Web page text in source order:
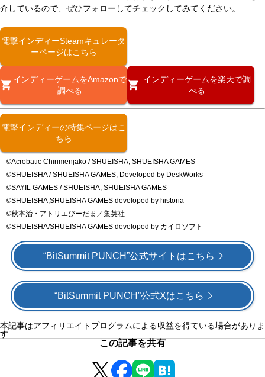
介しているので、ぜひフォローしてチェックしてみてください。
電撃インディーSteamキュレータ
ーページはこちら
インディーゲームをAmazonで
調べる
インディーゲームを楽天で調
べる
電撃インディーの特集ページはこ
ちら
©Acrobatic Chirimenjako / SHUEISHA, SHUEISHA GAMES
©SHUEISHA / SHUEISHA GAMES, Developed by DeskWorks
©SAYIL GAMES / SHUEISHA, SHUEISHA GAMES
©SHUEISHA,SHUEISHA GAMES developed by historia
©秋本治・アトリエびーだま／集英社
©SHUEISHA/SHUEISHA GAMES developed by カイロソフト
“BitSummit PUNCH”公式サイトはこちら
“BitSummit PUNCH”公式Xはこちら
本記事はアフィリエイトプログラムによる収益を得ている場合がありま
す
この記事を共有